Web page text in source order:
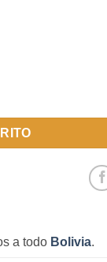
a todo Bolivia.